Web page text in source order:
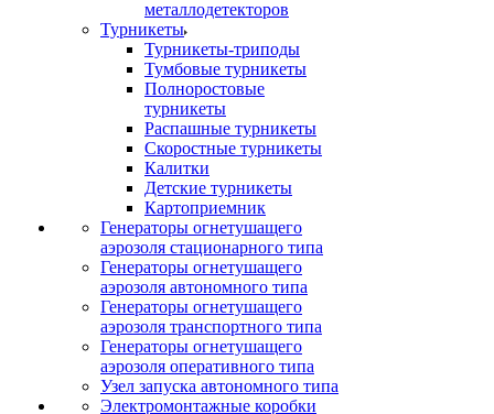
металлодетекторов
Турникеты
Турникеты-триподы
Тумбовые турникеты
Полноростовые
турникеты
Распашные турникеты
Скоростные турникеты
Калитки
Детские турникеты
Картоприемник
Генераторы огнетушащего
аэрозоля стационарного типа
Генераторы огнетушащего
аэрозоля автономного типа
Генераторы огнетушащего
аэрозоля транспортного типа
Генераторы огнетушащего
аэрозоля оперативного типа
Узел запуска автономного типа
Электромонтажные коробки